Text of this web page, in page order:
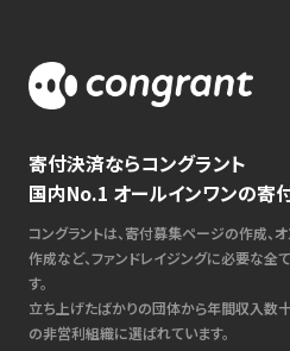
寄付決済ならコングラント
国内No.1 オールインワンの寄
コングラントは、寄付募集ページの作成、
作成など、ファンドレイジングに必要な全
す。
立ち上げたばかりの団体から年間収入数
の非営利組織に選ばれています。